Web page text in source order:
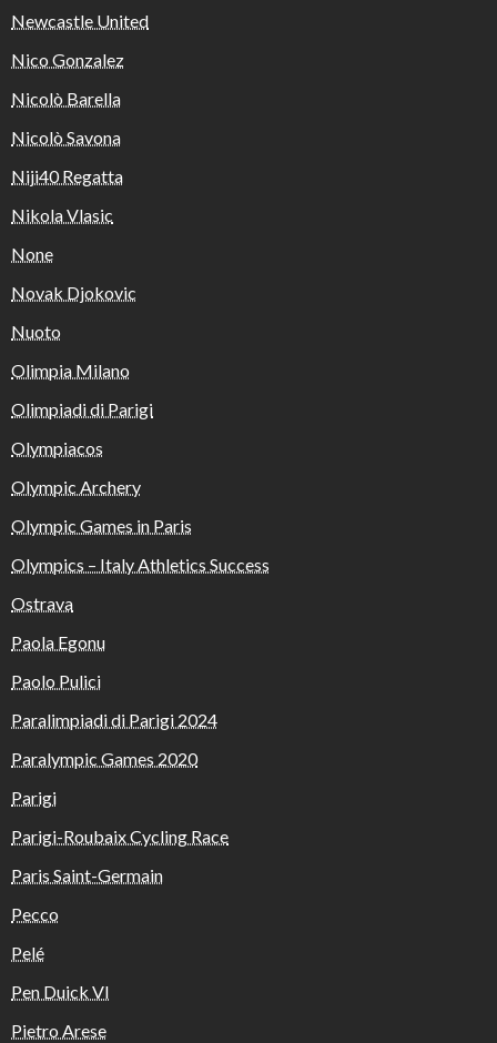
Newcastle United
Nico Gonzalez
Nicolò Barella
Nicolò Savona
Niji40 Regatta
Nikola Vlasic
None
Novak Djokovic
Nuoto
Olimpia Milano
Olimpiadi di Parigi
Olympiacos
Olympic Archery
Olympic Games in Paris
Olympics – Italy Athletics Success
Ostrava
Paola Egonu
Paolo Pulici
Paralimpiadi di Parigi 2024
Paralympic Games 2020
Parigi
Parigi-Roubaix Cycling Race
Paris Saint-Germain
Pecco
Pelé
Pen Duick VI
Pietro Arese